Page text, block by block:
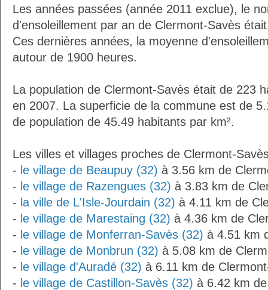
Les années passées (année 2011 exclue), le
d'ensoleillement par an de Clermont-Savès
Ces dernières années, la moyenne
autour de 1900 heures.
La population de Clermont-Savès était de 223
en 2007. La superficie de la commune est de
de population de 45.49 habitants par km².
Les villes et villages proches de Clermont-
- le village de Beaupuy (32) à 3.56 km de
- le village de Razengues (32) à 3.83 km de
- la ville de L'Isle-Jourdain (32) à 4.11 km de
- le village de Marestaing (32) à 4.36 km de
- le village de Monferran-Savès (32) à 4.51 km
- le village de Monbrun (32) à 5.08 km de
- le village d'Auradé (32) à 6.11 km de
- le village de Castillon-Savès (32) à 6.42 km